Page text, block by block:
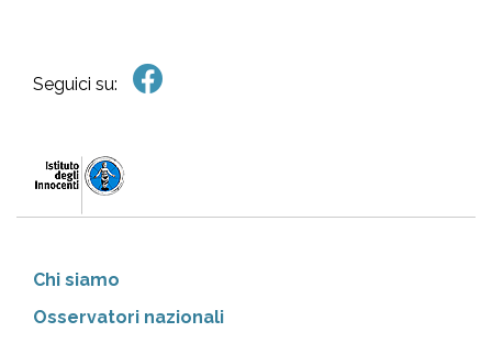
Seguici su:
Chi siamo
Osservatori nazionali